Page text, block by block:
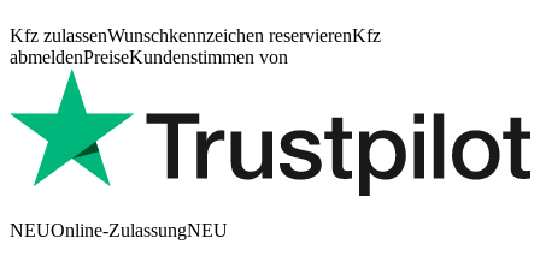
Kfz zulassenWunschkennzeichen reservierenKfz
abmeldenPreiseKundenstimmen von
NEUOnline-ZulassungNEU